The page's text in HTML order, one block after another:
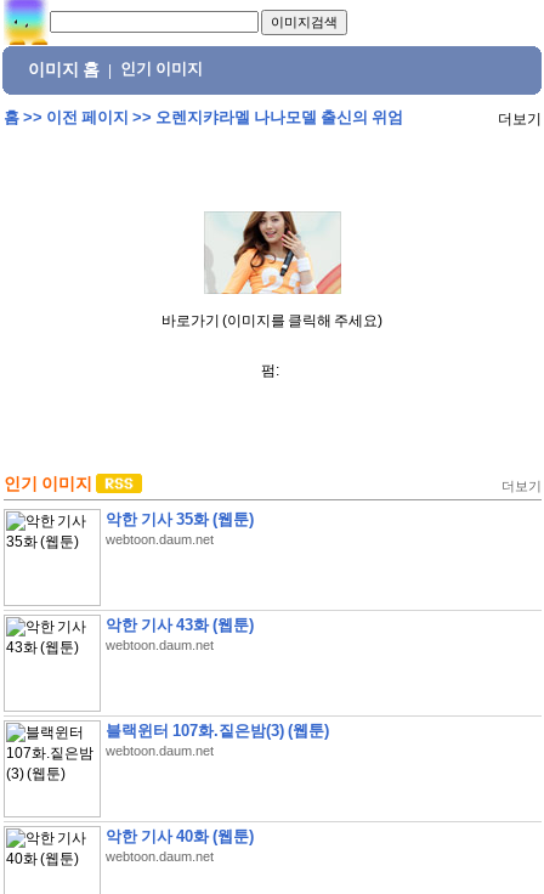
이미지 홈 인기 이미지
홈>> 이전 페이지 >> 오렌지캬라멜 나나모델 출신의 위엄 더보기
바로가기 (이미지를 클릭해 주세요)
펌:
인기 이미지 더보기
악한 기사 35화 (웹툰)
webtoon.daum.net
악한 기사 43화 (웹툰)
webtoon.daum.net
블랙윈터 107화.짙은밤(3) (웹툰)
webtoon.daum.net
악한 기사 40화 (웹툰)
webtoon.daum.net